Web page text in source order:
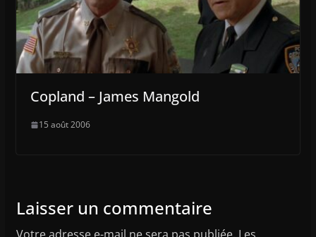
Copland – James Mangold
15 août 2006
Laisser un commentaire